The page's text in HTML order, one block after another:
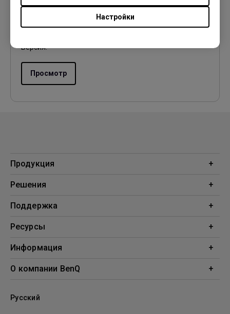
Настройки
Обновить:2018/05/24
Версия:
Просмотр
Продукция
Проекторы
Решения
Образование
Поддержка
Поддержка
Ресурсы
Проекционный калькулятор
Информация
BenQ AQCOLOR
О компании BenQ
Новости
Русский